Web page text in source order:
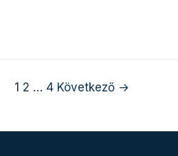
1 2 … 4 Következő →